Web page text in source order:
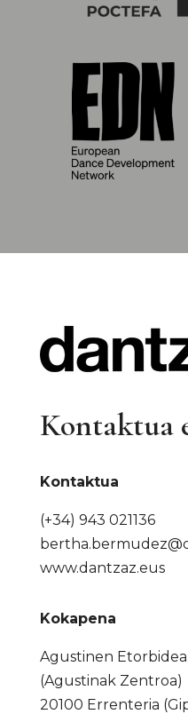
Kontaktua
Kontaktua
(+34) 943 021136
www.dantzaz.eus
Kokapena
Agustinen
(Agustinak Zentroa)
20100 Errenteria